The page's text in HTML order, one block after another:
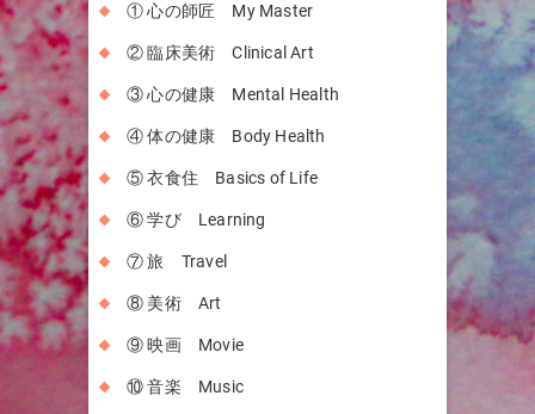
① 心の師匠 My Master
② 臨床美術 Clinical Art
③ 心の健康 Mental Health
④ 体の健康 Body Health
⑤ 衣食住 Basics of Life
⑥ 学び Learning
⑦ 旅 Travel
⑧ 美術 Art
⑨ 映画 Movie
⑩ 音楽 Music